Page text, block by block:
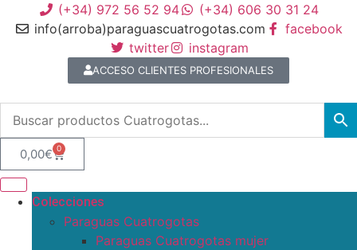
(+34) 972 56 52 94
(+34) 606 30 31 24
info(arroba)paraguascuatrogotas.com
facebook
twitter
instagram
ACCESO CLIENTES PROFESIONALES
0,00€ 0
Colecciones
Paraguas Cuatrogotas
Paraguas Cuatrogotas mujer